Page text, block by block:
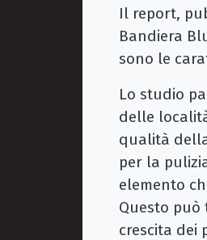
Il report,
Bandiera
sono le
Lo studio
delle
qualità
per la
elemento
Questo
crescita dei